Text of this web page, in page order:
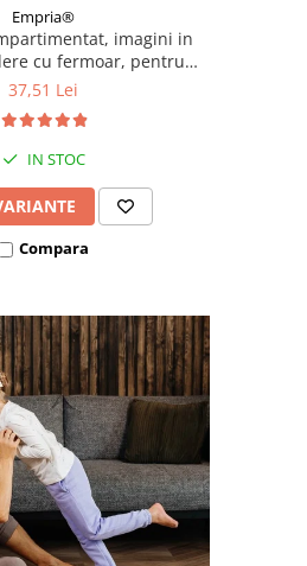
Empria®
imagini in
cu fermoar, pentru
Empria, Diverse
37,51 Lei
IN STOC
Compara